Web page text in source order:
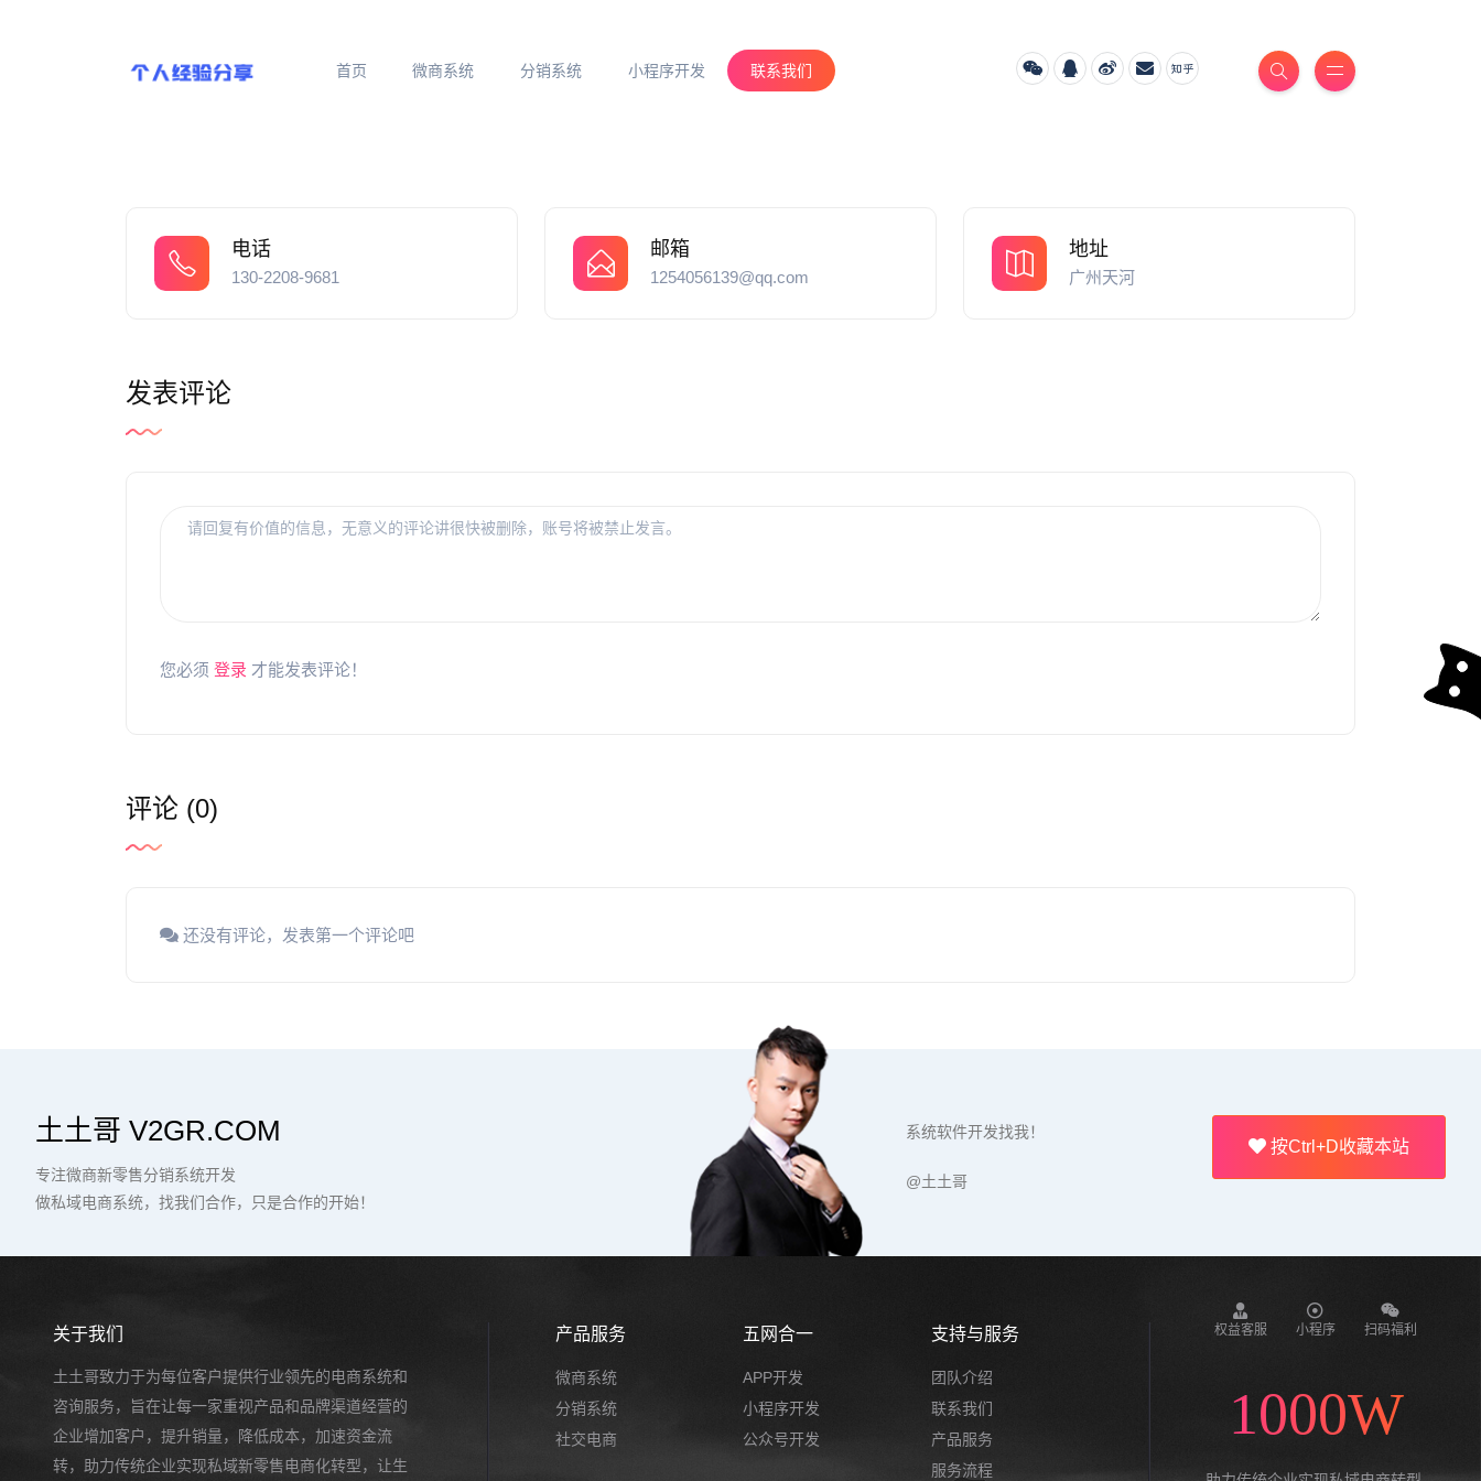
首页 微商系统 分销系统 小程序开发 联系我们
电话
130-2208-9681
邮箱
1254056139@qq.com
地址
广州天河
发表评论
您必须 登录 才能发表评论！
评论 (0)
还没有评论，发表第一个评论吧
土土哥 V2GR.COM
专注微商新零售分销系统开发
做私域电商系统，找我们合作，只是合作的开始！
按Ctrl+D收藏本站
系统软件开发找我！
@土土哥
关于我们
土土哥致力于为每位客户提供行业领先的电商系统和
咨询服务，旨在让每一家重视产品和品牌渠道经营的
企业增加客户，提升销量，降低成本，加速资金流
转，助力传统企业实现私域新零售电商化转型，让生
产品服务
微商系统
分销系统
社交电商
五网合一
APP开发
小程序开发
公众号开发
支持与服务
团队介绍
联系我们
产品服务
服务流程
权益客服 小程序 扫码福利
1000W